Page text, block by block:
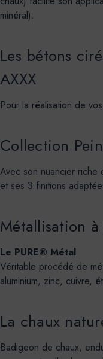
minéral).
Les bétons
AXXX
Pour la réalisation de
Collection
Avec son nuancier riche
et ses 3 finitions
Métallisation
Le PURE® Métal
Véritable procédé de
aluminium, zinc, cuivre,
La chaux
Badigeon de chaux,